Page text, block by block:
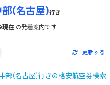
部(名古屋)行き
現在 の発着案内です
更新する
部(名古屋)行きの格安航空券検索